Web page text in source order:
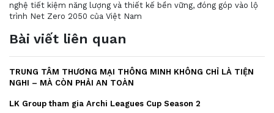
nghệ tiết kiệm năng lượng và thiết kế bền vững, đóng góp vào lộ
trình Net Zero 2050 của Việt Nam
Bài viết liên quan
TRUNG TÂM THƯƠNG MẠI THÔNG MINH KHÔNG CHỈ LÀ TIỆN
NGHI – MÀ CÒN PHẢI AN TOÀN
LK Group tham gia Archi Leagues Cup Season 2